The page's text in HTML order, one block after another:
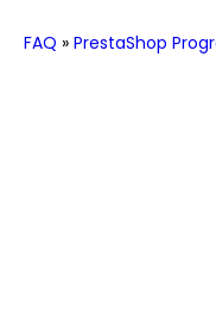
FAQ » PrestaShop